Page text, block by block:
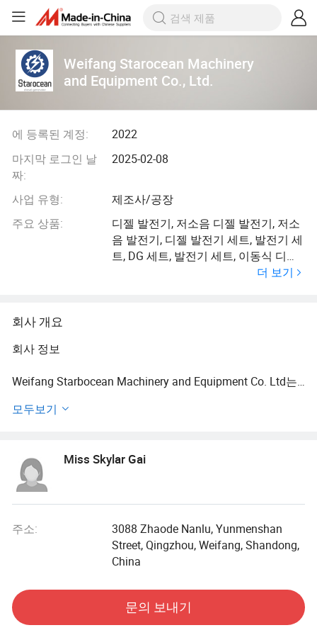
Weifang Starocean Machinery
and Equipment Co., Ltd.
에 등록된 계정:
2022
마지막 로그인 날
짜:
2025-02-08
사업 유형:
제조사/공장
주요 상품:
디젤 발전기, 저소음 디젤 발전기, 저소
음 발전기, 디젤 발전기 세트, 발전기 세
트, DG 세트, 발전기 세트, 이동식 디젤
발전기, 발전기, 디젤 동력 발전기더 보기
회사 개요
회사 정보
Weifang Starbocean Machinery and Equipment Co. Ltd는
산업에서 16년 이상 축적된 경험을 바탕으로, Caterpillar는
장 건설, 통신, 의료 보안, 도로 공사, 광산, 독립 전원 스테이
션 및 기타 프로젝트. 당사의 제품 포트폴리오는 디젤 발전
기 세트(38kVA~4600kVA)를 포함합니다.
디젤 발전기 세트 액세서리는 Cummins, Perkins, Volvo, 두
산, Weichai 및 기타 브랜드 엔진, 스탬포드, 마라톤, Leroy
Somer, Engga 등의 AC 브러시리스 순수 구리 모터와 같이
송까지, 당사는 상업 및 산업 분야에 대한 장기적인 품질을
보장합니다.
모두보기
Miss Skylar Gai
주소:
3088 Zhaode Nanlu, Yunmenshan
Street, Qingzhou, Weifang, Shandong,
China
문의 보내기